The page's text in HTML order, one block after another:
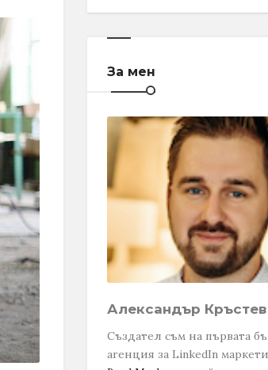
За мен
Александър Кръстев
Създател съм на първата
агенция за LinkedIn